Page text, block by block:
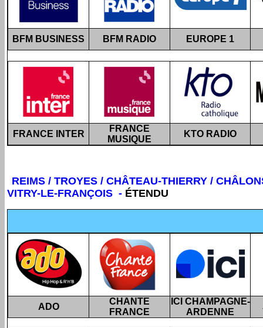
BFM BUSINESS BFM RADIO EUROPE 1
FRANCE INTER
FRANCE
MUSIQUE
KTO RADIO
REIMS / TROYES / CHÂTEAU-THIERRY /
VITRY-LE-FRANÇOIS - ÉTENDU
ADO
CHANTE
FRANCE
ICI CHAMPAGNE-
ARDENNE